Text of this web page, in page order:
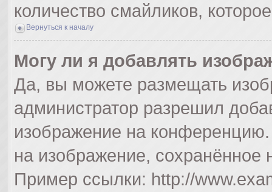
количество смайликов,
Вернуться к началу
Могу ли я добавлять
Да, вы можете размещать
администратор разрешил
изображение на
на изображение,
Пример ссылки: http://